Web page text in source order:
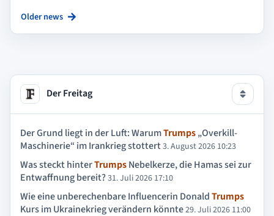
Older news
Der Freitag
Der Grund liegt in der Luft: WarumTrumps„Overkill-
Maschinerie“ im Irankrieg stottert3. August 2026 10:23
Was steckt hinterTrumpsNebelkerze, die Hamas sei zur
Entwaffnung bereit?31. Juli 2026 17:10
Wie eine unberechenbare Influencerin DonaldTrumps
Kurs im Ukrainekrieg verändern könnte29. Juli 2026 11:00